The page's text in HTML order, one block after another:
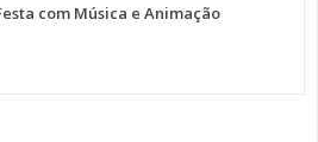
com Música e Animação